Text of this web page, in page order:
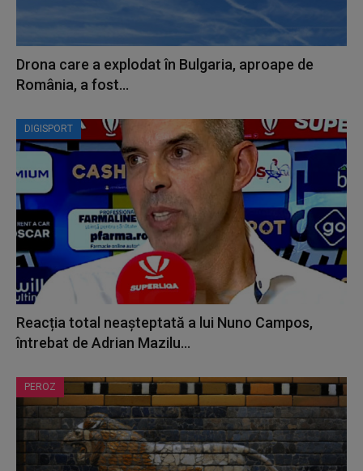
Drona care a explodat în Bulgaria, aproape de
România, a fost...
DIGISPORT
Reacția total neașteptată a lui Nuno Campos,
întrebat de Adrian Mazilu...
PEROZ